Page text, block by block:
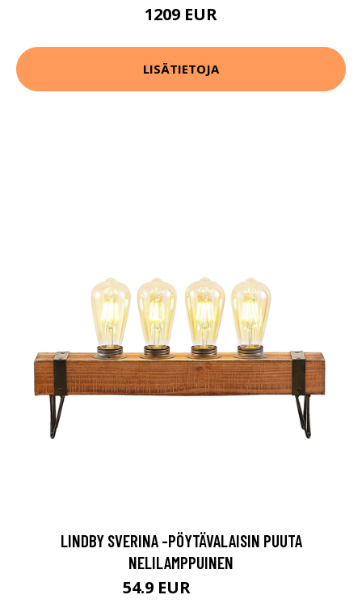
1209 EUR
LISÄTIETOJA
LINDBY SVERINA -PÖYTÄVALAISIN PUUTA
NELILAMPPUINEN
54.9 EUR